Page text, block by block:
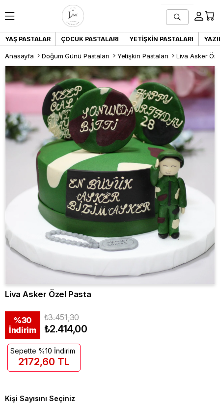
YAŞ PASTALAR ÇOCUK PASTALARI YETIŞKIN PASTALARI
Anasayfa Doğum Günü Pastaları Yetişkin Pastaları Liva Asker
Liva Asker Özel Pasta
%30
İndirim
₺3.451,30
₺2.414,00
Kişi Sayısını Seçiniz
Sepette %10 İndirim
2172,60 TL